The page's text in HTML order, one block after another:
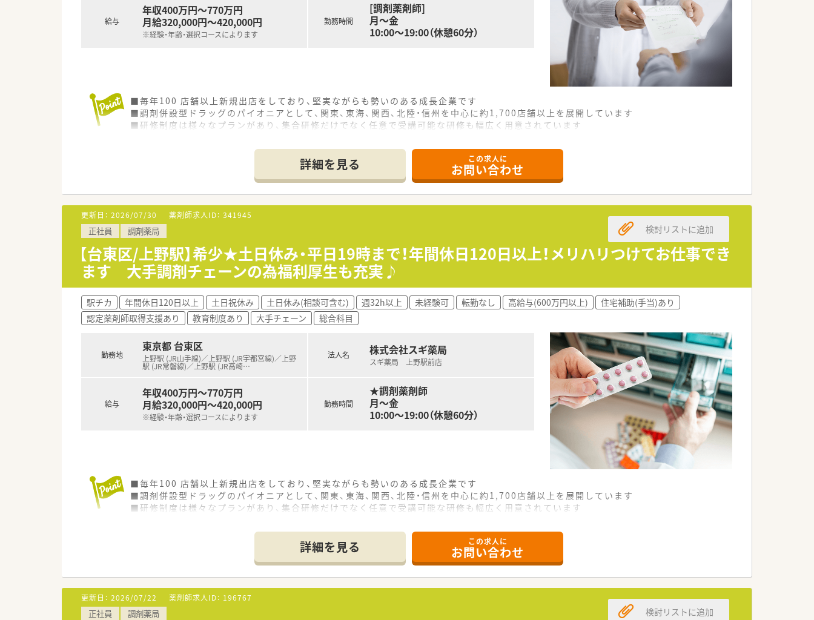
給与
年収400万円～770万円
月給320,000円～420,000円
※経験・年齢・選択コースによります
勤務時間
[調剤薬剤師]
月～金
10:00～19:00（休憩60分）
■毎年100 店舗以上新規出店をしており、堅実ながらも勢いのある成長企業です
■調剤併設型ドラッグのパイオニアとして、関東、東海、関西、北陸・信州を中心に約1,700店舗以上を展開しています
■研修制度は様々なプランがあり、集合研修だけでなく任意で受講可能な研修も幅広く用意されています
■総合薬剤師・調剤薬剤師（土日休み・19時までの勤務）どちらかの働き方を選択できます
■調剤併設型だけでなく「医療モール・クリニック併設店舗」「敷地内薬局」「訪問調剤特化型店舗」など様々な店舗を運営しています
■在宅医療にも積極的取り組んでおり「訪問調剤特化型店舗」を50店舗以上、無菌調剤室は業界最多の51店舗設置しています
■「プラチナくるみん認定企業」「健康経営優良法人2023（大規模法人部門）認定」等を取得し一人ひとりが働きやすい環境が整備されて
います
■充実した研修制度、人事制度、評価制度、キャリア支援制度等があるのも特徴です
詳細を見る この求人に
お問い合わせ
更新日： 2026/07/30 薬剤師求人ID： 341945
正社員 調剤薬局
【台東区/上野駅】希少★土日休み・平日19時まで！年間休日120日以上！メリハリつけてお仕事でき
ます 大手調剤チェーンの為福利厚生も充実♪
検討リストに追加
駅チカ 年間休日120日以上 土日祝休み 土日休み(相談可含む) 週32h以上 未経験可 転勤なし 高給与(600万円以上)
住宅補助(手当)あり
認定薬剤師取得支援あり
教育制度あり 大手チェーン 総合科目
勤務地
東京都 台東区
上野駅 (JR山手線)／上野駅 (JR宇都宮線)／上野
駅 (JR常磐線)／上野駅 (JR高崎…
給与
年収400万円～770万円
月給320,000円～420,000円
※経験・年齢・選択コースによります
法人名 株式会社スギ薬局
スギ薬局 上野駅前店
勤務時間
★調剤薬剤師
月～金
10:00～19:00（休憩60分）
■毎年100 店舗以上新規出店をしており、堅実ながらも勢いのある成長企業です
■調剤併設型ドラッグのパイオニアとして、関東、東海、関西、北陸・信州を中心に約1,700店舗以上を展開しています
■研修制度は様々なプランがあり、集合研修だけでなく任意で受講可能な研修も幅広く用意されています
■総合薬剤師・調剤薬剤師（土日休み・19時までの勤務）どちらかの働き方を選択できます
■調剤併設型だけでなく「医療モール・クリニック併設店舗」「敷地内薬局」「訪問調剤特化型店舗」など様々な店舗を運営しています
■在宅医療にも積極的取り組んでおり「訪問調剤特化型店舗」を50店舗以上、無菌調剤室は業界最多の51店舗設置しています
■「プラチナくるみん認定企業」「健康経営優良法人2023（大規模法人部門）認定」等を取得し一人ひとりが働きやすい環境が整備されて
います
■充実した研修制度、人事制度、評価制度、キャリア支援制度等があるのも特徴です
詳細を見る この求人に
お問い合わせ
更新日： 2026/07/22 薬剤師求人ID： 196767
正社員 調剤薬局 検討リストに追加